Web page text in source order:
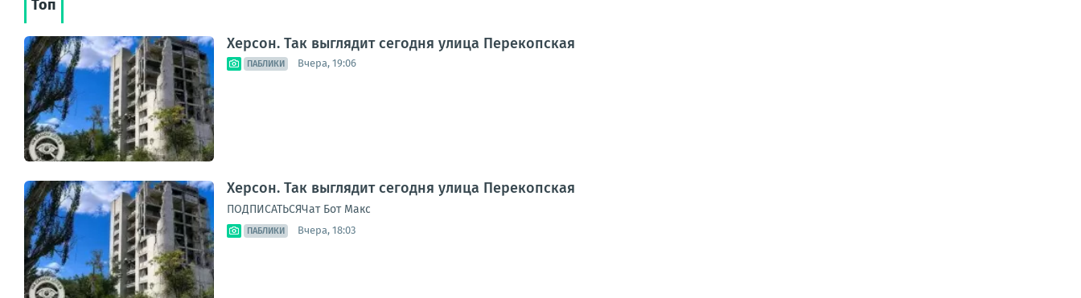
Топ
Херсон. Так выглядит сегодня улица Перекопская
ПАБЛИКИ Вчера, 19:06
Херсон. Так выглядит сегодня улица Перекопская
ПОДПИСАТЬСЯЧат Бот Макс
ПАБЛИКИ Вчера, 18:03